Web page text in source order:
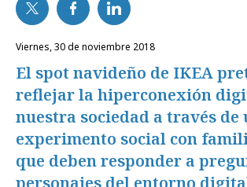
viernes, 30 de noviembre 2018
El spot navideño de IKEA
reflejar la hiperconexión
nuestra sociedad a través de
experimento social con
que deben responder a
personajes del entorno